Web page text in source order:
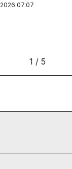
2026.07.07
1 / 5